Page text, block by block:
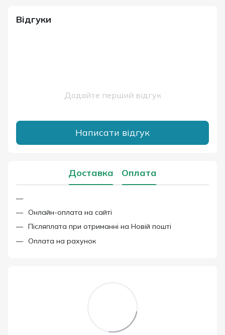
Відгуки
Додайте перший відгук
Написати відгук
Доставка Оплата
Онлайн-оплата на сайті
Післяплата при отриманні на Новій пошті
Оплата на рахунок